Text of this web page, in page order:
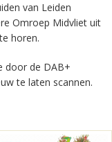
van Leiden
Omroep Midvliet uit
horen.
door de DAB+
te laten scannen.